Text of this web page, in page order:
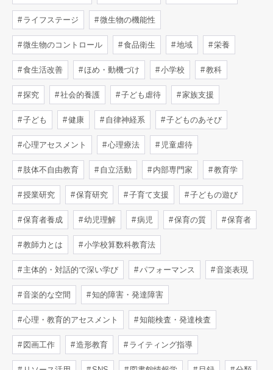
ライフステージ 微生物の機能性
微生物のコントロール 食品衛生 地域 栄養
食生活改善 ほめ・動機づけ 小学校 教科
探究 社会的養護 子ども虐待 家族支援
子ども 健康 自律神経系 子どものあそび
心理アセスメント 心理療法 児童虐待
肢体不自由教育 自立活動 内部専門家 教育学
授業研究 保育研究 子育て支援 子どもの遊び
保育者養成 幼児理解 病児 保育の質 保育者
教師力とは 小学校算数科教育法
主体的・対話的で深い学び パフォーマンス 音楽表現
音楽的な空間 知的障害・発達障害
心理・教育的アセスメント 知能検査・発達検査
図画工作 造形教育 ライティング指導